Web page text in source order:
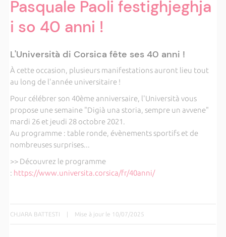
Pasquale Paoli festighjeghja
i so 40 anni !
L'Università di Corsica fête ses 40 anni !
À cette occasion, plusieurs manifestations auront lieu tout
au long de l'année universitaire !
Pour célébrer son 40ème anniversaire, l'Università vous
propose une semaine "Digià una storia, sempre un avvene"
mardi 26 et jeudi 28 octobre 2021.
Au programme : table ronde, évènements sportifs et de
nombreuses surprises...
>> Découvrez le programme
: https://www.universita.corsica/fr/40anni/
CHJARA BATTESTI | Mise à jour le 10/07/2025